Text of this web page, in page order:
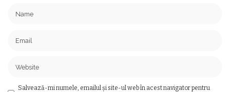
Salvează-mi numele, emailul și site-ul web în acest navigator pentru